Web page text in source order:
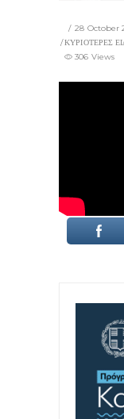
28 October
ΚΥΡΙΟΤΕΡΕΣ
306 Views